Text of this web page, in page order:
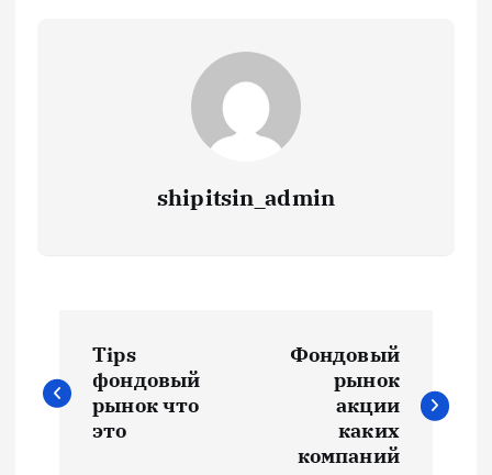
shipitsin_admin
а
Tips
фондовый
рынок что
это
Фондовый
рынок
акции
каких
компаний